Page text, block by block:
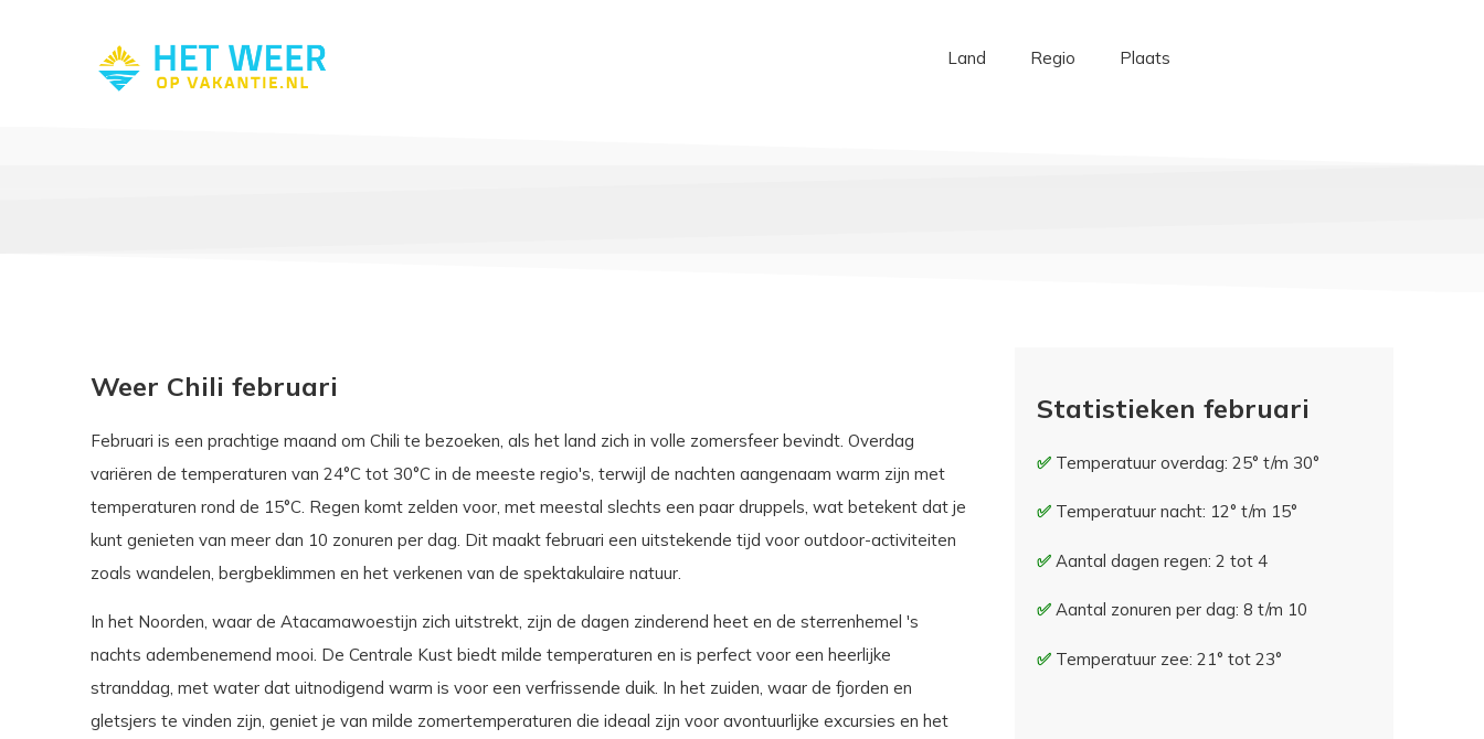
Land Regio Plaats
Weer Chili februari
Februari is een prachtige maand om Chili te bezoeken, als het land zich in volle zomersfeer bevindt. Overdag
variëren de temperaturen van 24°C tot 30°C in de meeste regio's, terwijl de nachten aangenaam warm zijn met
temperaturen rond de 15°C. Regen komt zelden voor, met meestal slechts een paar druppels, wat betekent dat je
kunt genieten van meer dan 10 zonuren per dag. Dit maakt februari een uitstekende tijd voor outdoor-activiteiten
zoals wandelen, bergbeklimmen en het verkenen van de spektakulaire natuur.
In het Noorden, waar de Atacamawoestijn zich uitstrekt, zijn de dagen zinderend heet en de sterrenhemel 's
nachts adembenemend mooi. De Centrale Kust biedt milde temperaturen en is perfect voor een heerlijke
stranddag, met water dat uitnodigend warm is voor een verfrissende duik. In het zuiden, waar de fjorden en
gletsjers te vinden zijn, geniet je van milde zomertemperaturen die ideaal zijn voor avontuurlijke excursies en het
Statistieken februari
Temperatuur overdag: 25° t/m 30°
Temperatuur nacht: 12° t/m 15°
Aantal dagen regen: 2 tot 4
Aantal zonuren per dag: 8 t/m 10
Temperatuur zee: 21° tot 23°